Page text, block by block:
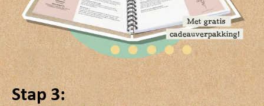
Stap 3: